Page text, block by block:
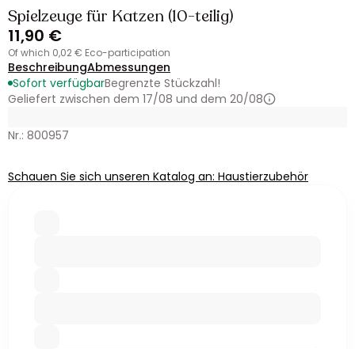
Spielzeuge für Katzen (10-teilig)
11,90 €
of which 0,02 € Eco-participation
BeschreibungAbmessungen
Sofort verfügbarBegrenzte Stückzahl!
Geliefert zwischen dem 17/08 und dem 20/08
Nr.: 800957
Schauen Sie sich unseren Katalog an: Haustierzubehör